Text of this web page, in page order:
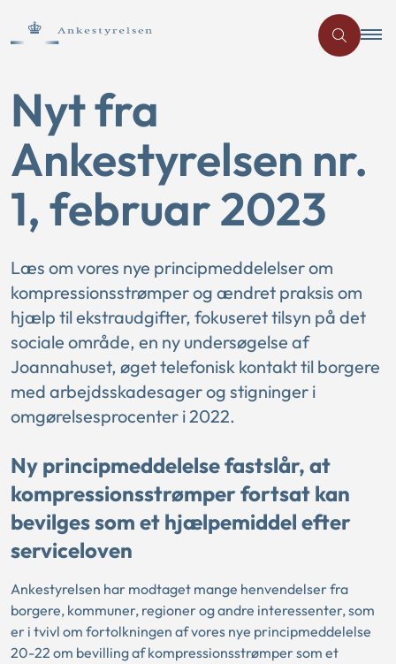
Nyt fra
Ankestyrelsen nr.
1, februar 2023
Læs om vores nye principmeddelelser om
kompressionsstrømper og ændret praksis om
hjælp til ekstraudgifter, fokuseret tilsyn på det
sociale område, en ny undersøgelse af
Joannahuset, øget telefonisk kontakt til borgere
med arbejdsskadesager og stigninger i
omgørelsesprocenter i 2022.
Ny principmeddelelse fastslår, at
kompressionsstrømper fortsat kan
bevilges som et hjælpemiddel efter
serviceloven
Ankestyrelsen har modtaget mange henvendelser fra
borgere, kommuner, regioner og andre interessenter, som
er i tvivl om fortolkningen af vores nye principmeddelelse
20-22 om bevilling af kompressionsstrømper som et